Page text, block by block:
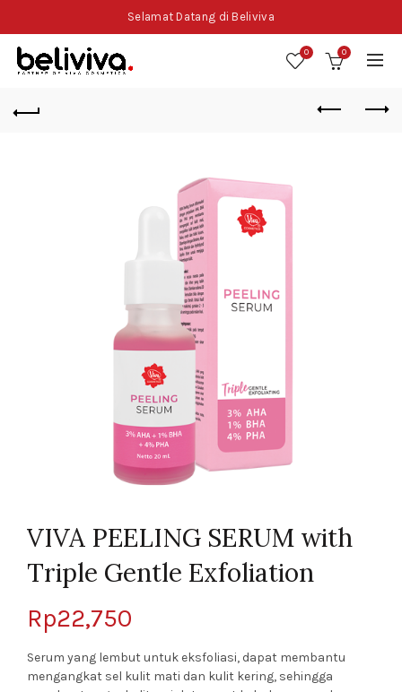
Selamat Datang di Beliviva
0 0
VIVA PEELING SERUM with
Triple Gentle Exfoliation
Rp22,750
Serum yang lembut untuk eksfoliasi, dapat membantu
mengangkat sel kulit mati dan kulit kering, sehingga